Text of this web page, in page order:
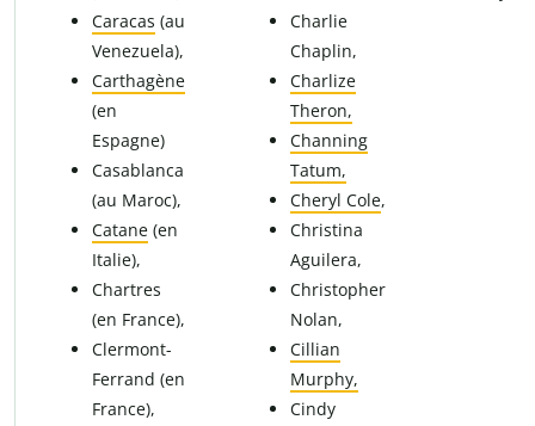
Caracas (au
Venezuela),
Carthagène
(en
Espagne)
Casablanca
(au Maroc),
Catane (en
Italie),
Chartres
(en France),
Clermont-
Ferrand (en
France),
Charlie
Chaplin,
Charlize
Theron,
Channing
Tatum,
Cheryl Cole,
Christina
Aguilera,
Christopher
Nolan,
Cillian
Murphy,
Cindy